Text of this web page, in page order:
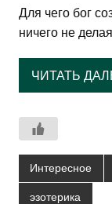
Для чего бог
ничего не
ЧИТАТЬ
Интересное
эзотерика